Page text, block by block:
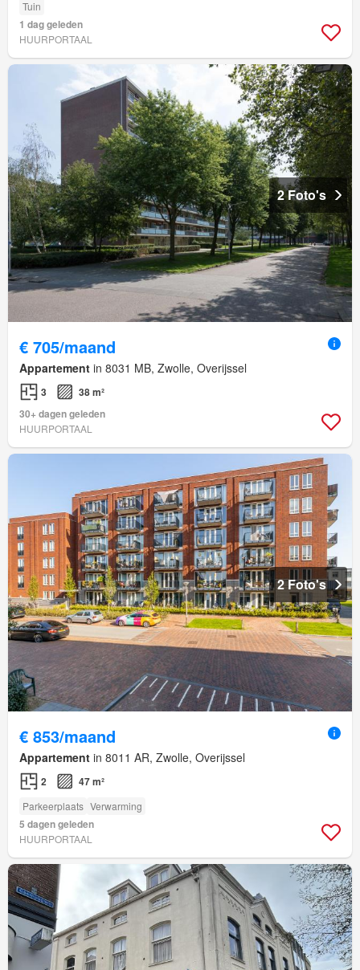
Tuin
1 dag geleden
HUURPORTAAL
2 Foto's
€ 705/maand
Appartement in 8031 MB, Zwolle, Overijssel
3
38 m²
30+ dagen geleden
HUURPORTAAL
2 Foto's
€ 853/maand
Appartement in 8011 AR, Zwolle, Overijssel
2 47 m²
Parkeerplaats Verwarming
5 dagen geleden
HUURPORTAAL